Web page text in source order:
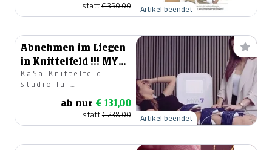
statt€ 350,00 Artikel beendet
Abnehmen im Liegen
in Knittelfeld !!! MYA
7 !!! - 2er Block
KaSa Knittelfeld -
Studio für
geistiges
Wohlbefinden OG
ab nur € 131,00
statt€ 238,00 Artikel beendet